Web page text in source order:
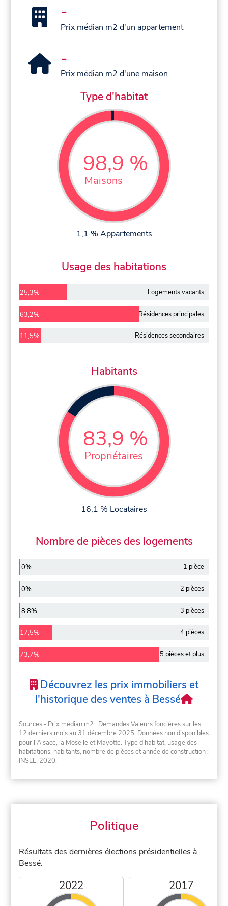
-
Prix médian m2 d'un appartement
-
Prix médian m2 d'une maison
Type d'habitat
98,9 %
Maisons
1,1 % Appartements
Usage des habitations
25,3% Logements vacants
63,2% Résidences principales
11,5% Résidences secondaires
Habitants
83,9 %
Propriétaires
16,1 % Locataires
Nombre de pièces des logements
0% 1 pièce
0% 2 pièces
8,8% 3 pièces
17,5% 4 pièces
73,7% 5 pièces et plus
Découvrez les prix immobiliers et
l'historique des ventes à Bessé
Sources - Prix médian m2 : Demandes Valeurs foncières sur les
12 derniers mois au 31 décembre 2025. Données non disponibles
pour l'Alsace, la Moselle et Mayotte. Type d'habitat, usage des
habitations, habitants, nombre de pièces et année de construction :
INSEE, 2020.
Politique
Résultats des dernières élections présidentielles à
Bessé.
2022 2017